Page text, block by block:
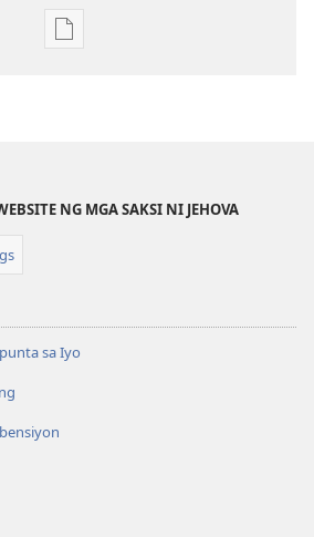
Opsiyon
ANG
SA
PAG-
NG MGA SAKSI NI JEHOVA
sa Iyo